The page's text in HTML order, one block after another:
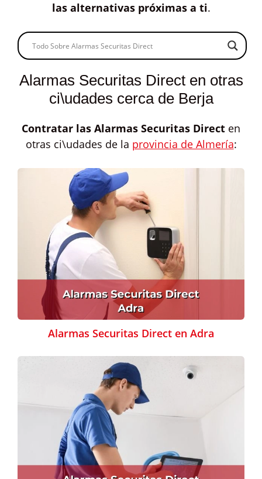
las alternativas próximas a ti.
Alarmas Securitas Direct en otras
ci\udades cerca de Berja
Contratar las Alarmas Securitas Direct en
otras ci\udades de la provincia de Almería:
Alarmas Securitas Direct en Adra